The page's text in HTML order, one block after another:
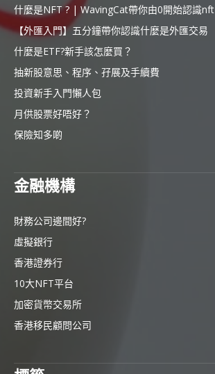
什麼是NFT ? | WavingCat帶你由0開始認識nft
【外匯入門】五分鐘帶你認識什麼是外匯交易
什麼是ETF?新手該怎麼買？
抽新股意思、程序、孖展及手續費
投資新手入門懶人包
月供股票好唔好？
保險知多啲
金融機構
財務公司邊間好?
虛擬銀行
香港證券行
10大NFT平台
加密貨幣交易所
香港移民顧問公司